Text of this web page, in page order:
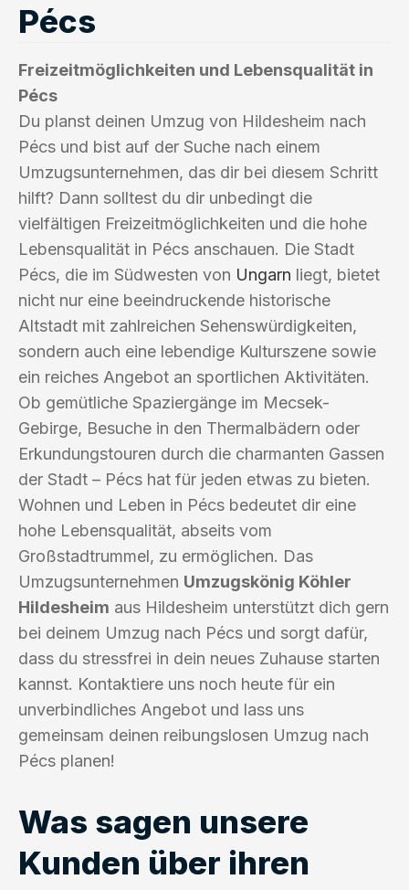
Pécs
Freizeitmöglichkeiten und Lebensqualität in
Pécs
Du planst deinen Umzug von Hildesheim nach
Pécs und bist auf der Suche nach einem
Umzugsunternehmen, das dir bei diesem Schritt
hilft? Dann solltest du dir unbedingt die
vielfältigen Freizeitmöglichkeiten und die hohe
Lebensqualität in Pécs anschauen. Die Stadt
Pécs, die im Südwesten von Ungarn liegt, bietet
nicht nur eine beeindruckende historische
Altstadt mit zahlreichen Sehenswürdigkeiten,
sondern auch eine lebendige Kulturszene sowie
ein reiches Angebot an sportlichen Aktivitäten.
Ob gemütliche Spaziergänge im Mecsek-
Gebirge, Besuche in den Thermalbädern oder
Erkundungstouren durch die charmanten Gassen
der Stadt – Pécs hat für jeden etwas zu bieten.
Wohnen und Leben in Pécs bedeutet dir eine
hohe Lebensqualität, abseits vom
Großstadtrummel, zu ermöglichen. Das
Umzugsunternehmen Umzugskönig Köhler
Hildesheim aus Hildesheim unterstützt dich gern
bei deinem Umzug nach Pécs und sorgt dafür,
dass du stressfrei in dein neues Zuhause starten
kannst. Kontaktiere uns noch heute für ein
unverbindliches Angebot und lass uns
gemeinsam deinen reibungslosen Umzug nach
Pécs planen!
Was sagen unsere
Kunden über ihren